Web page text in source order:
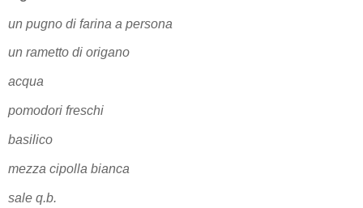
un pugno di farina a persona
un rametto di origano
acqua
pomodori freschi
basilico
mezza cipolla bianca
sale q.b.